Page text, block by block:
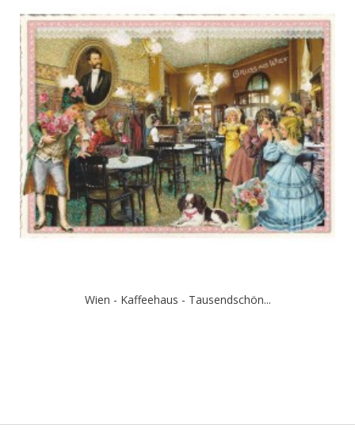
Wien - Kaffeehaus - Tausendschön...